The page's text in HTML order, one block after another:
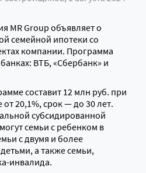
MR Group объявляет о
семейной ипотеки со
компании. Программа
ВТБ, «Сбербанк» и
составит 12 млн руб. при
20,1%, срок — до 30 лет.
субсидированной
семьи с ребенком в
с двумя и более
а также семьи,
инвалида.